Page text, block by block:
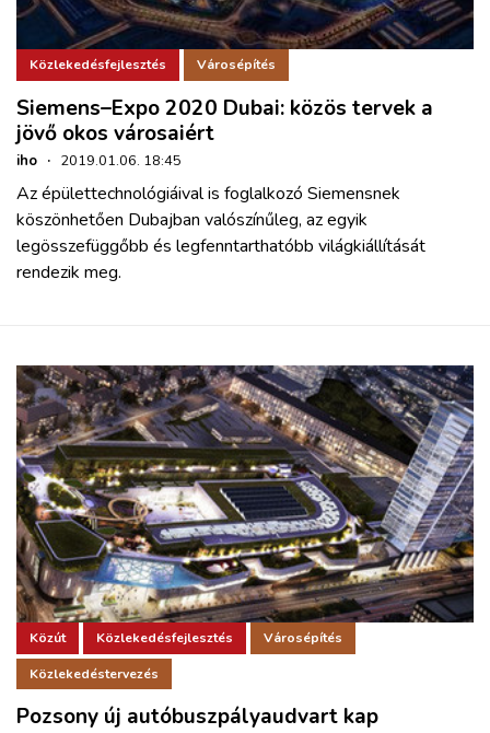
Közlekedésfejlesztés Városépítés
Siemens–Expo 2020 Dubai: közös tervek a
jövő okos városaiért
iho · 2019.01.06. 18:45
Az épülettechnológiáival is foglalkozó Siemensnek
köszönhetően Dubajban valószínűleg, az egyik
legösszefüggőbb és legfenntarthatóbb világkiállítását
rendezik meg.
Közút Közlekedésfejlesztés Városépítés
Közlekedéstervezés
Pozsony új autóbuszpályaudvart kap